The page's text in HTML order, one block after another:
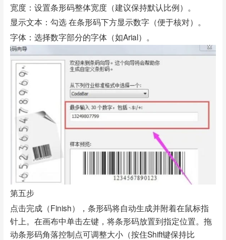
宽度：设置条形码整体宽度（建议保持默认比例）。
显示文本：勾选 在条形码下方显示数字（便于核对）。
字体：选择数字部分的字体（如Arial）。
第五步
点击完成（Finish），条形码将自动生成并附着在鼠标指
针上。在画布中单击左键，将条形码放置到指定位置。拖
动条形码角落控制点可调整大小（按住Shift键保持比